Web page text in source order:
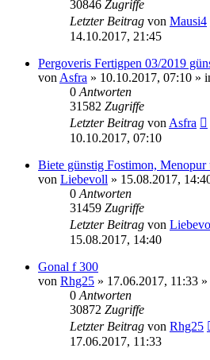
30846 Zugriffe
Letzter Beitrag von Mausi4
14.10.2017, 21:45
Pergoveris Fertigpen 03/2019
von Asfra » 10.10.2017, 07:10 »
0 Antworten
31582 Zugriffe
Letzter Beitrag von Asfra
10.10.2017, 07:10
Biete günstig Fostimon, Menopur
von Liebevoll » 15.08.2017,
0 Antworten
31459 Zugriffe
Letzter Beitrag von
15.08.2017, 14:40
Gonal f 300
von Rhg25 » 17.06.2017, 11:33 »
0 Antworten
30872 Zugriffe
Letzter Beitrag von Rhg25
17.06.2017, 11:33